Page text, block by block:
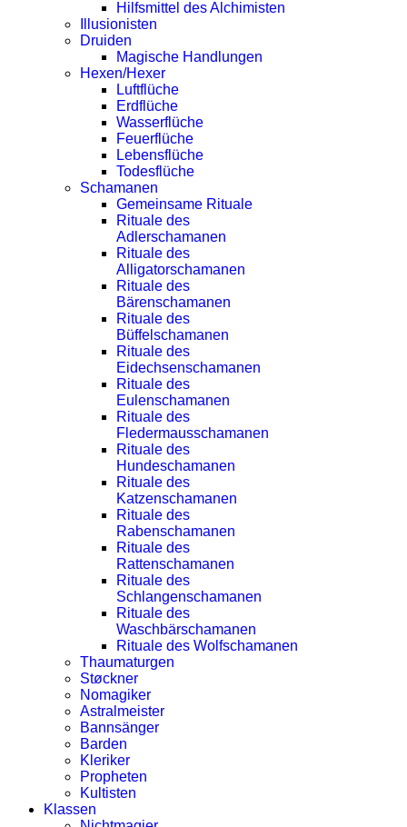
Hilfsmittel des Alchimisten
Illusionisten
Druiden
Magische Handlungen
Hexen/Hexer
Luftflüche
Erdflüche
Wasserflüche
Feuerflüche
Lebensflüche
Todesflüche
Schamanen
Gemeinsame Rituale
Rituale des
Adlerschamanen
Rituale des
Alligatorschamanen
Rituale des
Bärenschamanen
Rituale des
Büffelschamanen
Rituale des
Eidechsenschamanen
Rituale des
Eulenschamanen
Rituale des
Fledermausschamanen
Rituale des
Hundeschamanen
Rituale des
Katzenschamanen
Rituale des
Rabenschamanen
Rituale des
Rattenschamanen
Rituale des
Schlangenschamanen
Rituale des
Waschbärschamanen
Rituale des Wolfschamanen
Thaumaturgen
Støckner
Nomagiker
Astralmeister
Bannsänger
Barden
Kleriker
Propheten
Kultisten
Klassen